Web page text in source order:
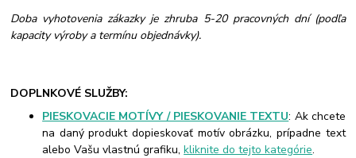
Doba vyhotovenia zákazky je zhruba 5-20 pracovných dní (podľa
kapacity výroby a termínu objednávky).
DOPLNKOVÉ SLUŽBY:
PIESKOVACIE MOTÍVY / PIESKOVANIE TEXTU: Ak chcete
na daný produkt dopieskovať motív obrázku, prípadne text
alebo Vašu vlastnú grafiku,kliknite do tejto kategórie.